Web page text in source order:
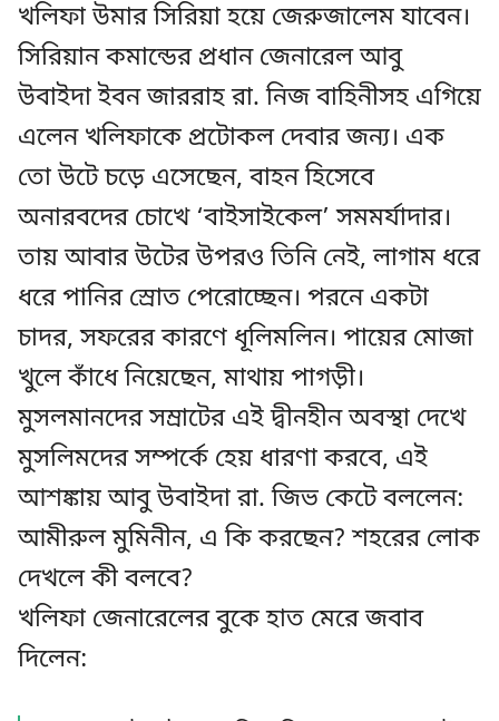
খলিফা উমার সিরিয়া হয়ে জেরুজালেম যাবেন।
সিরিয়ান কমান্ডের প্রধান জেনারেল আবু
উবাইদা ইবন জাররাহ রা. নিজ বাহিনীসহ এগিয়ে
এলেন খলিফাকে প্রটোকল দেবার জন্য। এক
তো উটে চড়ে এসেছেন, বাহন হিসেবে
অনারবদের চোখে ‘বাইসাইকেল’ সমমর্যাদার।
তায় আবার উটের উপরও তিনি নেই, লাগাম ধরে
ধরে পানির স্রোত পেরোচ্ছেন। পরনে একটা
চাদর, সফরের কারণে ধূলিমলিন। পায়ের মোজা
খুলে কাঁধে নিয়েছেন, মাথায় পাগড়ী।
মুসলমানদের সম্রাটের এই দ্বীনহীন অবস্থা দেখে
মুসলিমদের সম্পর্কে হেয় ধারণা করবে, এই
আশঙ্কায় আবু উবাইদা রা. জিভ কেটে বললেন:
আমীরুল মুমিনীন, এ কি করছেন? শহরের লোক
দেখলে কী বলবে?
খলিফা জেনারেলের বুকে হাত মেরে জবাব
দিলেন: